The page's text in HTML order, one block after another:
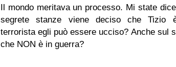
Il mondo meritava un processo. Mi state
segrete stanze viene deciso che Tizio
terrorista egli può essere ucciso? Anche sul
che NON è in guerra?